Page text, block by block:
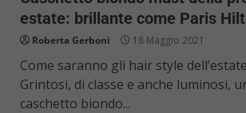
estate: brillante come Paris
Roberta Gerboni 18 Maggio 2021
Come saranno gli hair style
Grintosi, di classe e anche luminosi,
caschetto biondo...